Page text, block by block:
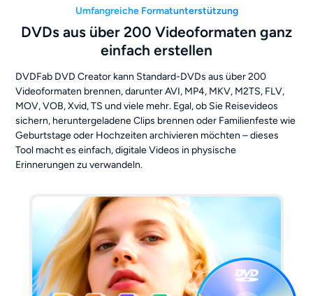
Umfangreiche Formatunterstützung
DVDs aus über 200 Videoformaten ganz
einfach erstellen
DVDFab DVD Creator kann Standard-DVDs aus über 200
Videoformaten brennen, darunter AVI, MP4, MKV, M2TS, FLV,
MOV, VOB, Xvid, TS und viele mehr. Egal, ob Sie Reisevideos
sichern, heruntergeladene Clips brennen oder Familienfeste wie
Geburtstage oder Hochzeiten archivieren möchten – dieses
Tool macht es einfach, digitale Videos in physische
Erinnerungen zu verwandeln.